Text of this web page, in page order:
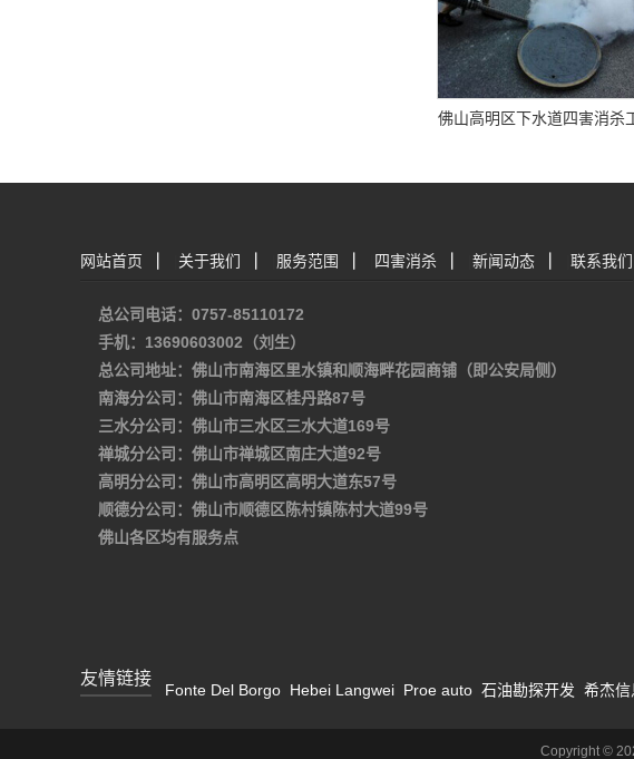
佛山高明区下水道四害消杀
网站首页 关于我们 服务范围 四害消杀 新闻动态 联系我们
总公司电话：0757-85110172
手机：13690603002（刘生）
总公司地址：佛山市南海区里水镇和顺海畔花园商铺（即公安局侧）
南海分公司：佛山市南海区桂丹路87号
三水分公司：佛山市三水区三水大道169号
禅城分公司：佛山市禅城区南庄大道92号
高明分公司：佛山市高明区高明大道东57号
顺德分公司：佛山市顺德区陈村镇陈村大道99号
佛山各区均有服务点
友情链接
Fonte Del Borgo Hebei Langwei Proe auto 石油勘探开发 希杰信
Copyright ©